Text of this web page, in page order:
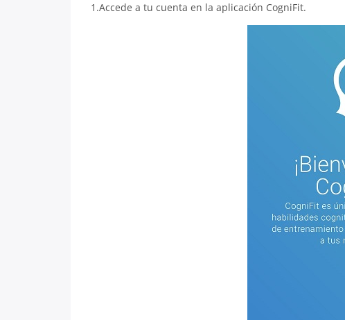
1.Accede a tu cuenta en la aplicación CogniFit.